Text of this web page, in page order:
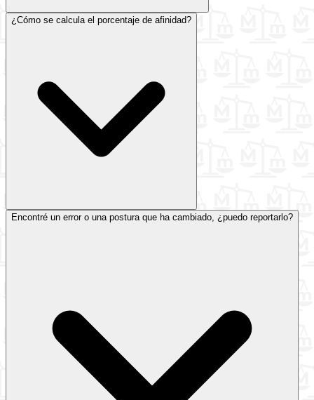
¿Cómo se calcula el porcentaje de afinidad?
Encontré un error o una postura que ha cambiado, ¿puedo reportarlo?